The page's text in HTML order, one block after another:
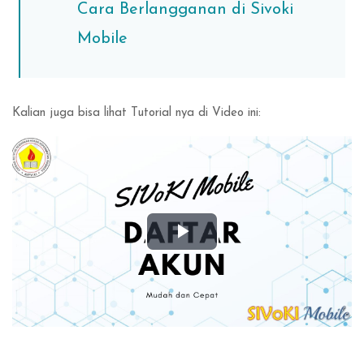
Cara Berlangganan di Sivoki
Mobile
Kalian juga bisa lihat Tutorial nya di Video ini:
Play
Video